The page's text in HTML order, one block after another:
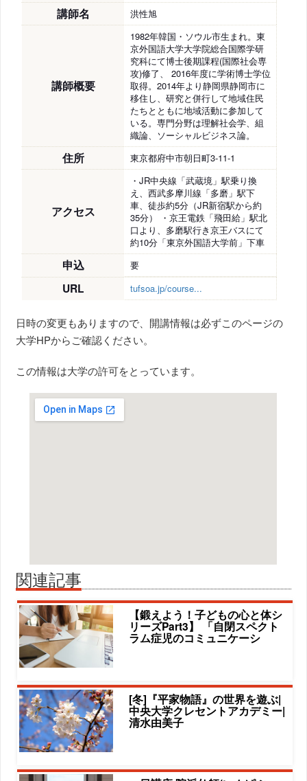
講師名 洪性旭
講師概要
1982年韓国・ソウル市生まれ。東
京外国語大学大学院総合国際学研
究科にて博士後期課程(国際社会専
攻)修了、 2016年度に学術博士学位
取得。2014年より静岡県静岡市に
移住し、研究と併行して地域住民
たちとともに地域活動に参加して
いる。専門分野は理解社会学、組
織論、ソーシャルビジネス論。
住所 東京都府中市朝日町3-11-1
アクセス
・JR中央線「武蔵境」駅乗り換
え、西武多摩川線「多磨」駅下
車、徒歩約5分（JR新宿駅から約
35分） ・京王電鉄「飛田給」駅北
口より、多磨駅行き京王バスにて
約10分「東京外国語大学前」下車
申込 要
URL tufsoa.jp/course...
日時の変更もありますので、開講情報は必ずこのページの
大学HPからご確認ください。
この情報は大学の許可をとっています。
関連記事
【鍛えよう！子どもの心と体シ
リーズPart3】 「自閉スペクト
ラム症児のコミュニケーシ
[冬]『平家物語』の世界を遊ぶ|
中央大学クレセントアカデミー|
清水由美子